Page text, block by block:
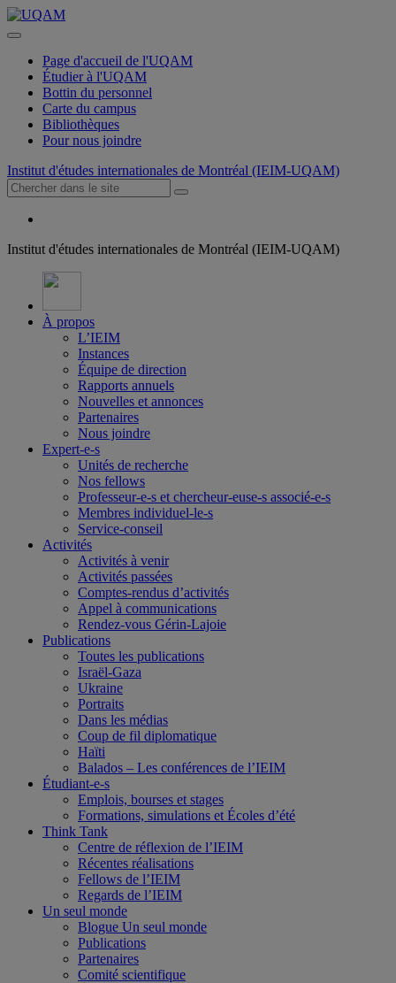
Page d'accueil de l'UQAM
Étudier à l'UQAM
Bottin du personnel
Carte du campus
Bibliothèques
Pour nous joindre
Institut d'études internationales de Montréal (IEIM-UQAM)
Institut d'études internationales de Montréal (IEIM-UQAM)
À propos
L’IEIM
Instances
Équipe de direction
Rapports annuels
Nouvelles et annonces
Partenaires
Nous joindre
Expert-e-s
Unités de recherche
Nos fellows
Professeur-e-s et chercheur-euse-s associé-e-s
Membres individuel-le-s
Service-conseil
Activités
Activités à venir
Activités passées
Comptes-rendus d’activités
Appel à communications
Rendez-vous Gérin-Lajoie
Publications
Toutes les publications
Israël-Gaza
Ukraine
Portraits
Dans les médias
Coup de fil diplomatique
Haïti
Balados – Les conférences de l’IEIM
Étudiant-e-s
Emplois, bourses et stages
Formations, simulations et Écoles d’été
Think Tank
Centre de réflexion de l’IEIM
Récentes réalisations
Fellows de l’IEIM
Regards de l’IEIM
Un seul monde
Blogue Un seul monde
Publications
Partenaires
Comité scientifique